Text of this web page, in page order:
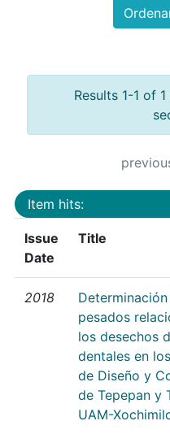
Results 1-1 of
Item hits:
Issue
Date
Title
2018
pesados
los desechos
dentales en
de Diseño y
de Tepepan y
UAM-